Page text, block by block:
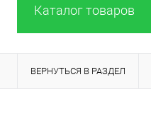
Каталог товаров
ВЕРНУТЬСЯ В РАЗДЕЛ